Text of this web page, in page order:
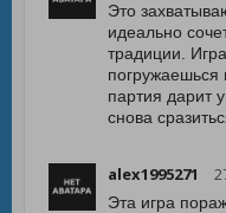
Это
идеально
традиции.
погружаешься
партия дарит
снова
alex1995271
Эта игра